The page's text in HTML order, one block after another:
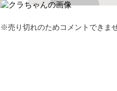
※売り切れのためコメントできま